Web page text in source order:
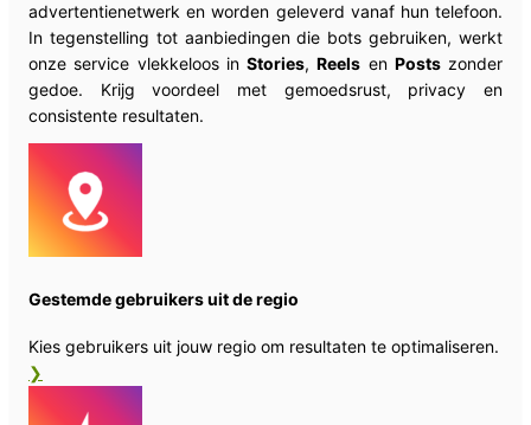
advertentienetwerk en worden geleverd vanaf hun telefoon.
In tegenstelling tot aanbiedingen die bots gebruiken, werkt
onze service vlekkeloos in Stories,Reels en Postszonder
gedoe. Krijg voordeel met gemoedsrust, privacy en
consistente resultaten.
Gestemde gebruikers uit de regio
Kies gebruikers uit jouw regio om resultaten te optimaliseren.
❯